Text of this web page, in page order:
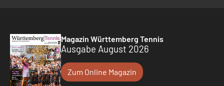
Magazin Württemberg Tennis
Ausgabe August 2026
Zum Online Magazin